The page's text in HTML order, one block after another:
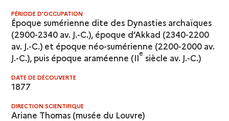
PÉRIODE D’OCCUPATION
Époque sumérienne dite des Dynasties archaïques
(2900-2340 av. J.-C.), époque d’Akkad (2340-2200
av. J.-C.) et époque néo-sumérienne (2200-2000 av.
J.-C.), puis époque araméenne (IIe siècle av. J.-C.)
DATE DE DÉCOUVERTE
1877
DIRECTION SCIENTIFIQUE
Ariane Thomas (musée du Louvre)